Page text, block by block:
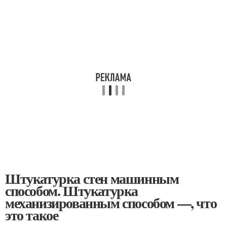
Штукатурка стен машинным
способом. Штукатурка
механизированным способом —, что
это такое